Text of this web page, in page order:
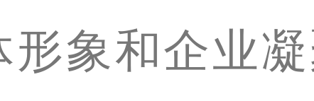
形象和企业